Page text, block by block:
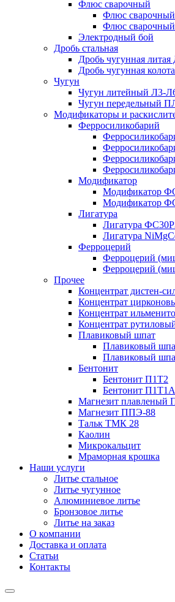
Флюс сварочный
Флюс
Флюс
Электродный бой
Дробь стальная
Дробь чугунная
Дробь чугунная
Чугун
Чугун литейный Л3-
Чугун передельный
Модификаторы и
Ферросиликобарий
Модификатор
Модификатор
Модификатор
Лигатура
Лигатура
Лигатура
Ферроцерий
Ферроцерий
Ферроцерий
Прочее
Концентрат дистен-
Концентрат
Концентрат
Концентрат
Плавиковый шпат
Плавиковый
Плавиковый
Бентонит
Бентонит П1Т2
Бентонит П1Т1А
Магнезит
Магнезит ППЭ-88
Тальк ТМК 28
Каолин
Микрокальцит
Мраморная крошка
Наши услуги
Литье стальное
Литье чугунное
Алюминиевое литье
Бронзовое литье
Литье на заказ
О компании
Доставка и оплата
Статьи
Контакты